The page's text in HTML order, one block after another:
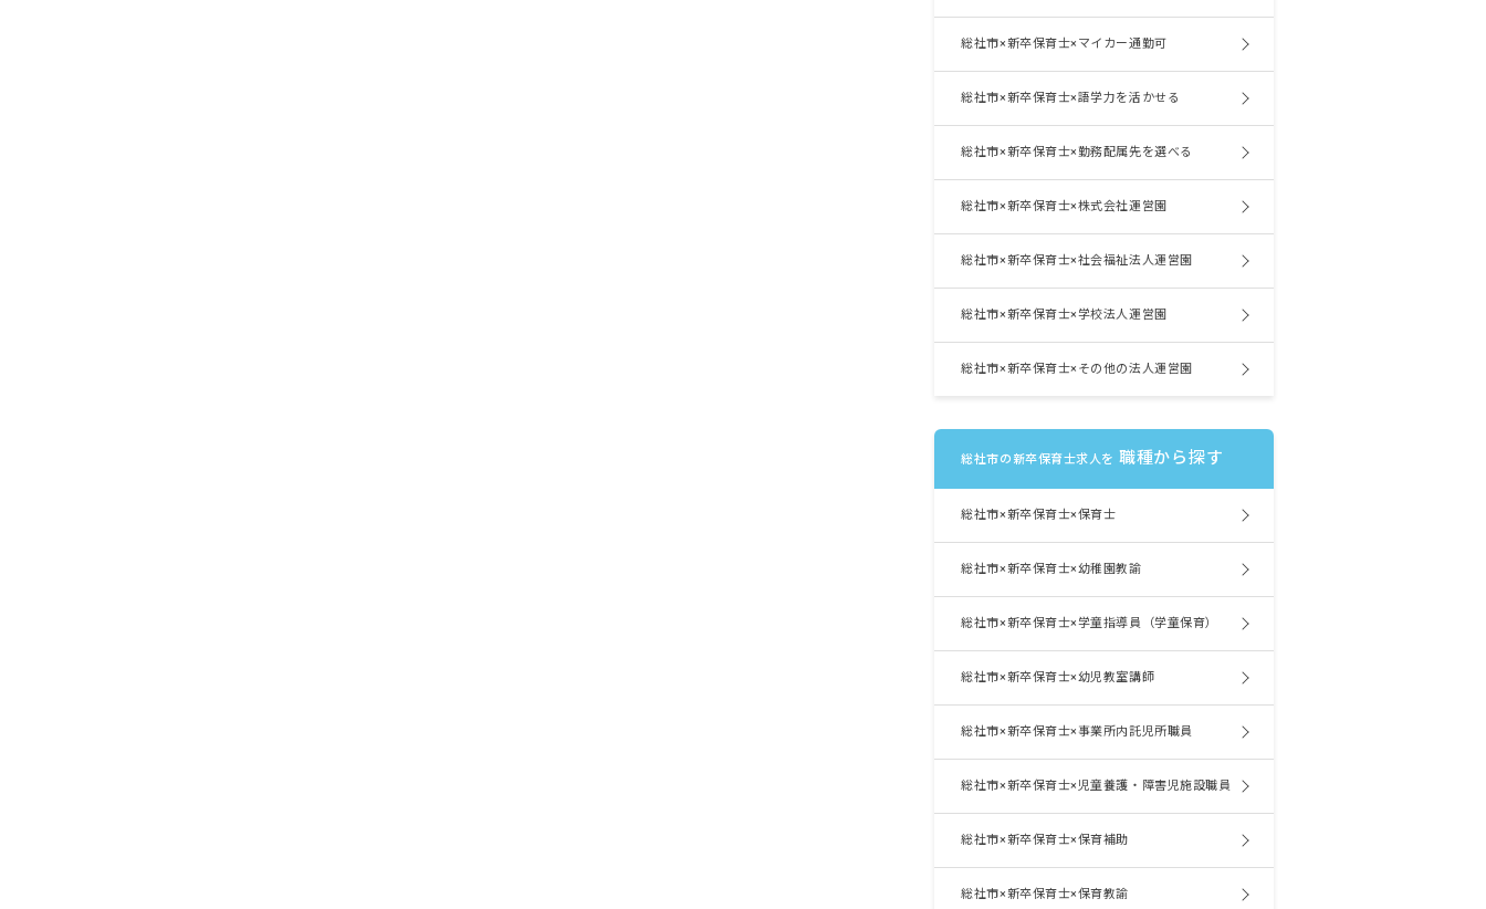
総社市×新卒保育士×マイカー通勤可
総社市×新卒保育士×語学力を活かせる
総社市×新卒保育士×勤務配属先を選べる
総社市×新卒保育士×株式会社運営園
総社市×新卒保育士×社会福祉法人運営園
総社市×新卒保育士×学校法人運営園
総社市×新卒保育士×その他の法人運営園
総社市の新卒保育士求人を 職種から探す
総社市×新卒保育士×保育士
総社市×新卒保育士×幼稚園教諭
総社市×新卒保育士×学童指導員（学童保育）
総社市×新卒保育士×幼児教室講師
総社市×新卒保育士×事業所内託児所職員
総社市×新卒保育士×児童養護・障害児施設職員
総社市×新卒保育士×保育補助
総社市×新卒保育士×保育教諭